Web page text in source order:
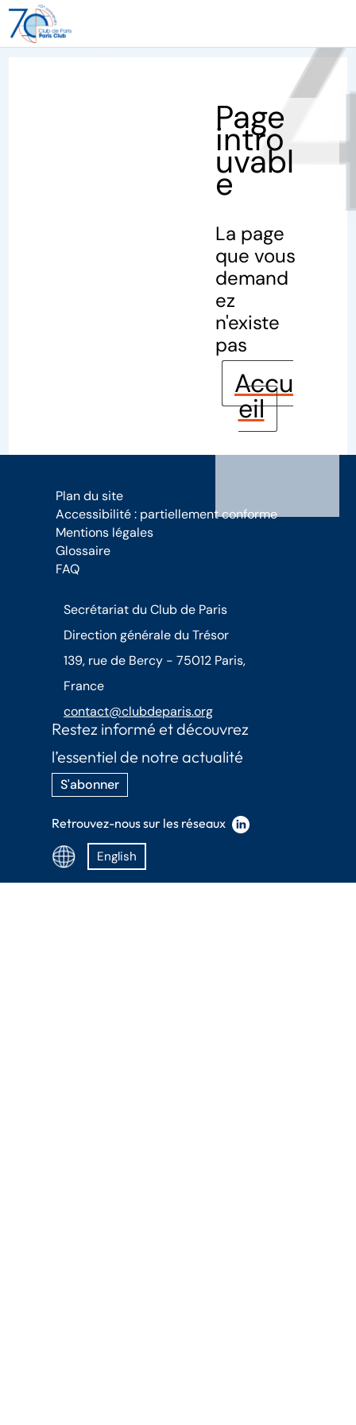
Page
intro
uvabl
e
La page
que vous
demand
ez
n'existe
pas
Accu
eil
Plan du site
Accessibilité : partiellement conforme
Mentions légales
Glossaire
FAQ
Secrétariat du Club de Paris
Direction générale du Trésor
139, rue de Bercy - 75012 Paris,
France
contact@clubdeparis.org
Restez informé et découvrez
l’essentiel de notre actualité
S'abonner
Retrouvez-nous sur les réseaux
English